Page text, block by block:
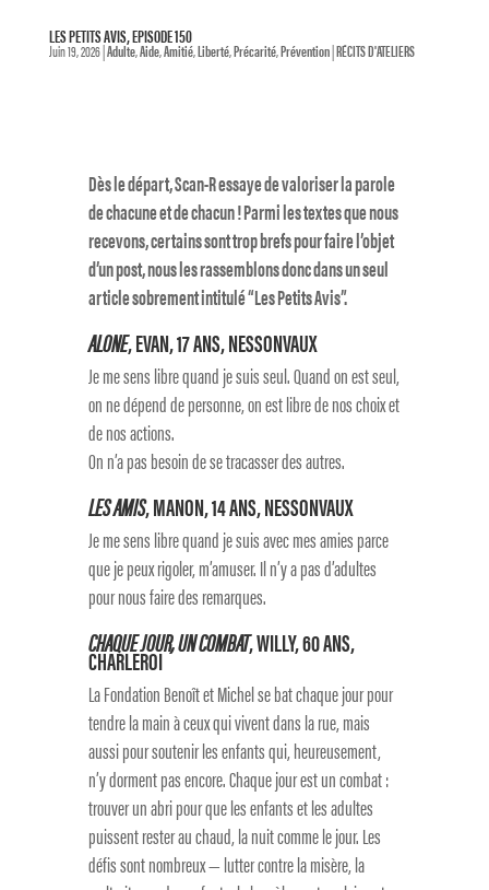
LES PETITS AVIS, EPISODE 150
Juin 19, 2026|Adulte,Aide,Amitié,Liberté,Précarité,Prévention|RÉCITS D'ATELIERS
Dès le départ, Scan-R essaye de valoriser la parole
de chacune et de chacun ! Parmi les textes que nous
recevons, certains sont trop brefs pour faire l’objet
d’un post, nous les rassemblons donc dans un seul
article sobrement intitulé “Les Petits Avis”.
ALONE, EVAN, 17 ANS, NESSONVAUX
Je me sens libre quand je suis seul. Quand on est seul,
on ne dépend de personne, on est libre de nos choix et
de nos actions.
On n’a pas besoin de se tracasser des autres.
LES AMIS, MANON, 14 ANS, NESSONVAUX
Je me sens libre quand je suis avec mes amies parce
que je peux rigoler, m’amuser. Il n’y a pas d’adultes
pour nous faire des remarques.
CHAQUE JOUR, UN COMBAT, WILLY, 60 ANS,
CHARLEROI
La Fondation Benoît et Michel se bat chaque jour pour
tendre la main à ceux qui vivent dans la rue, mais
aussi pour soutenir les enfants qui, heureusement,
n’y dorment pas encore. Chaque jour est un combat :
trouver un abri pour que les enfants et les adultes
puissent rester au chaud, la nuit comme le jour. Les
défis sont nombreux — lutter contre la misère, la